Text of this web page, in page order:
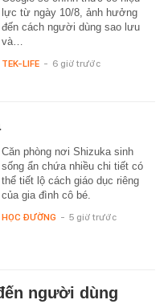
lực từ ngày 10/8, ảnh hưởng
đến cách người dùng sao lưu
và…
TEK-LIFE - 6 giờ trước
Căn phòng nơi Shizuka sinh
sống ẩn chứa nhiều chi tiết có
thể tiết lộ cách giáo dục riêng
của gia đình cô bé.
HỌC ĐƯỜNG - 5 giờ trước
người dùng